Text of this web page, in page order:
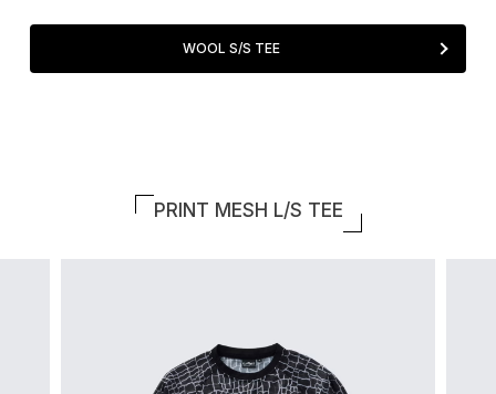
WOOL S/S TEE
PRINT MESH L/S TEE